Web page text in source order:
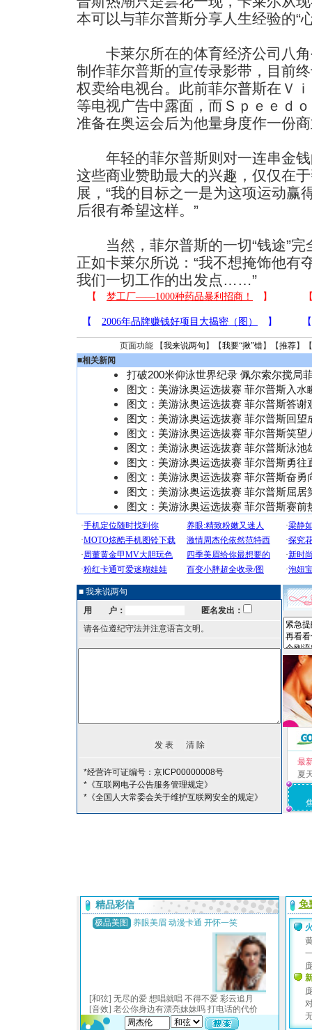
本可以与菲尔普斯分享人生经验的“
卡莱尔所在的体育经济公司八角
制作菲尔普斯的宣传录影带，目前
权卖给电视台。此前菲尔普斯在Ｖ
等电视广告中露面，而Ｓｐｅｅｄ
准备在奥运会后为他量身度作一份
年轻的菲尔普斯则对一连串金钱
这些商业赞助最大的兴趣，仅仅在
展，“我的目标之一是为这项运动赢
后很有希望这样。”
当然，菲尔普斯的一切“钱途”完
正如卡莱尔所说：“我不想掩饰他有
我们一切工作的出发点……”
页面功能 【我来说两句 】【我要“揪”错】【推荐】
■相关新闻
打破200米仰泳世界纪录 佩尔索尔搅局
图文：美游泳奥运选拔赛 菲尔普斯入水
图文：美游泳奥运选拔赛 菲尔普斯答谢
图文：美游泳奥运选拔赛 菲尔普斯回望
图文：美游泳奥运选拔赛 菲尔普斯笑望
图文：美游泳奥运选拔赛 菲尔普斯泳池
图文：美游泳奥运选拔赛 菲尔普斯勇往
图文：美游泳奥运选拔赛 菲尔普斯奋勇
图文：美游泳奥运选拔赛 菲尔普斯屈居
图文：美游泳奥运选拔赛 菲尔普斯赛前
■ 我来说两句
用 户：
匿名发出：
请各位遵纪守法并注意语言文明。
*经营许可证编号：京ICP00000008号
*《互联网电子公告服务管理规定》
*《全国人大常委会关于维护互联网安全的规定》
最
夏